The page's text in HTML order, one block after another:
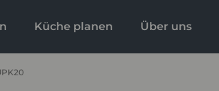
Küche planen Über uns